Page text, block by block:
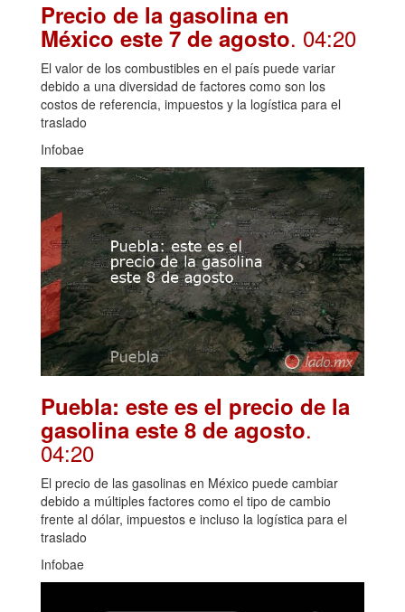
Precio de la gasolina en
México este 7 de agosto. 04:20
El valor de los combustibles en el país puede variar
debido a una diversidad de factores como son los
costos de referencia, impuestos y la logística para el
traslado
Infobae
Puebla: este es el precio de la
gasolina este 8 de agosto.
04:20
El precio de las gasolinas en México puede cambiar
debido a múltiples factores como el tipo de cambio
frente al dólar, impuestos e incluso la logística para el
traslado
Infobae